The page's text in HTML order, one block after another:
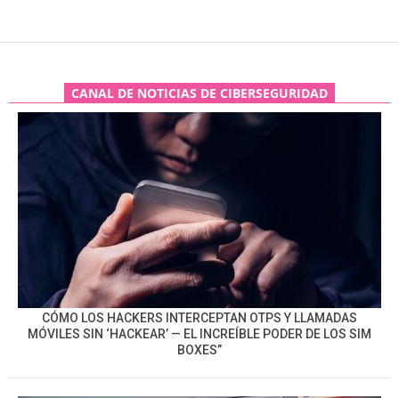
CANAL DE NOTICIAS DE CIBERSEGURIDAD
CÓMO LOS HACKERS INTERCEPTAN OTPS Y LLAMADAS
MÓVILES SIN ‘HACKEAR’ — EL INCREÍBLE PODER DE LOS SIM
BOXES”